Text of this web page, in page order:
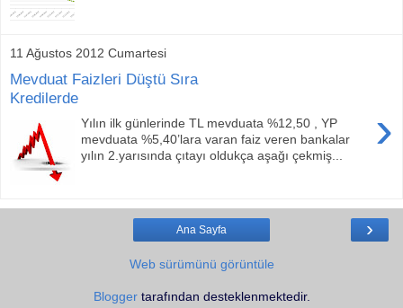
11 Ağustos 2012 Cumartesi
Mevduat Faizleri Düştü Sıra
Kredilerde
›
Yılın ilk günlerinde TL mevduata %12,50 , YP
mevduata %5,40’lara varan faiz veren bankalar
yılın 2.yarısında çıtayı oldukça aşağı çekmiş...
›
Ana Sayfa
Web sürümünü görüntüle
Bloggertarafından desteklenmektedir.